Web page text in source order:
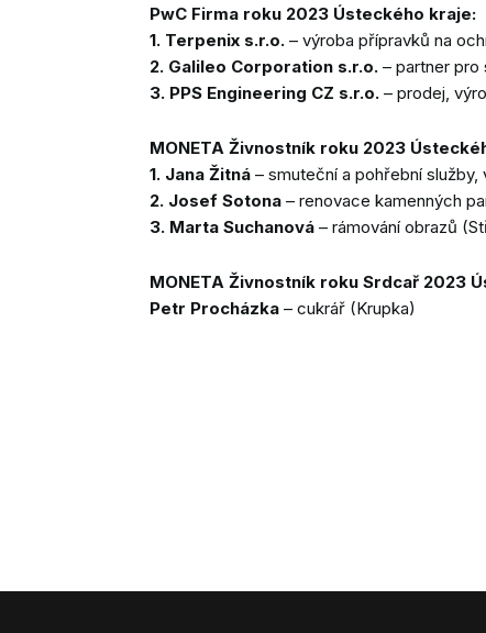
PwC Firma roku 2023 Ústeckého kraje:
1. Terpenix s.r.o. – výroba přípravků na
2. Galileo Corporation s.r.o. – partner pro
3. PPS Engineering CZ s.r.o. – prodej,
MONETA Živnostník roku 2023
1. Jana Žitná – smuteční a pohřební
2. Josef Sotona – renovace kamenných
3. Marta Suchanová – rámování obrazů
MONETA Živnostník roku Srdcař 2023
Petr Procházka – cukrář (Krupka)